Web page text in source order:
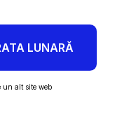
LUNARĂ
un alt site web